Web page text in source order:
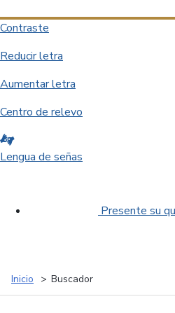
Contraste
Reducir letra
Aumentar letra
Centro de relevo
Lengua de señas
Presente su
Inicio Buscador